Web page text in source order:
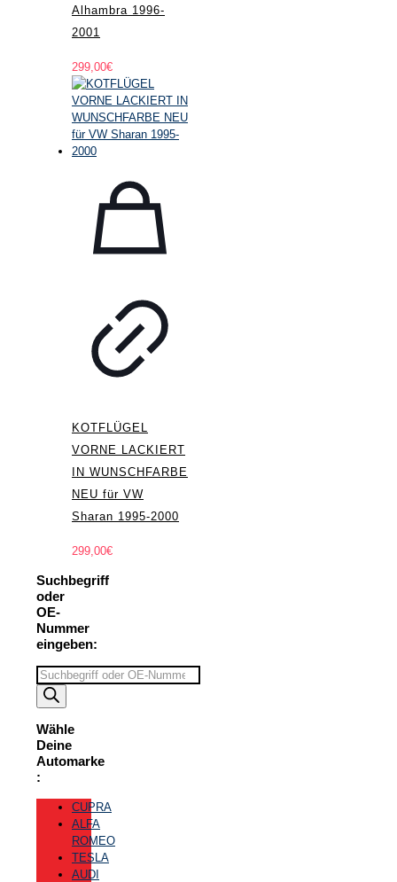
Alhambra 1996-
2001
299,00€
KOTFLÜGEL
VORNE LACKIERT
IN WUNSCHFARBE
NEU für VW
Sharan 1995-2000
299,00€
Suchbegriff
oder
OE-
Nummer
eingeben:
Suchbegriff
eingeben
Wähle
Deine
Automarke
:
CUPRA
ALFA
ROMEO
TESLA
AUDI